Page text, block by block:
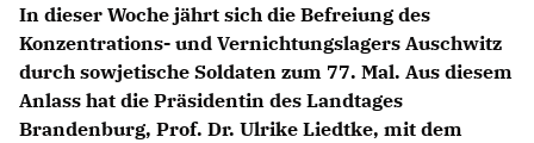
In dieser Woche jährt sich die Befreiung des
Konzentrations- und Vernichtungslagers Auschwitz
durch sowjetische Soldaten zum 77. Mal. Aus diesem
Anlass hat die Präsidentin des Landtages
Brandenburg, Prof. Dr. Ulrike Liedtke, mit dem